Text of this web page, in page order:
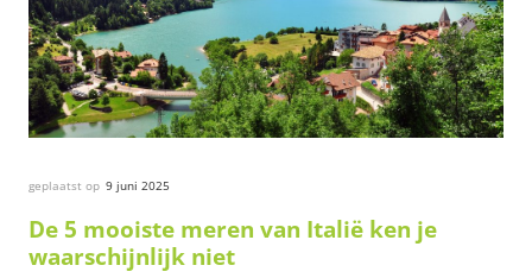
geplaatst op 9 juni 2025
De 5 mooiste meren van Italië ken je
waarschijnlijk niet